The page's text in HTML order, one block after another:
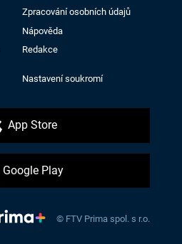
Zpracování osobních údajů
Nápověda
Redakce
Nastavení soukromí
App Store
Google Play
© FTV Prima spol. s r.o.